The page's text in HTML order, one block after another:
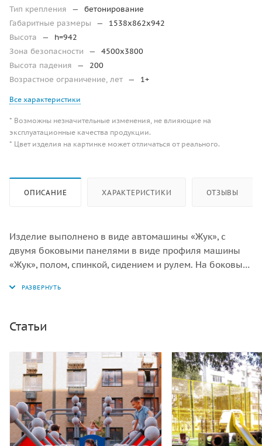
Тип крепления —
бетонирование
Габаритные размеры
—
1538x862x942
Высота
—
h=942
Зона безопасности
—
4500х3800
Высота падения
—
200
Возрастное ограничение, лет — 1+
Все характеристики
* Возможны незначительные изменения, не влияющие на
эксплуатационные качества продукции.
* Цвет изделия на картинке может отличаться от реального.
ОПИСАНИЕ ХАРАКТЕРИСТИКИ ОТЗЫВЫ
Изделие выполнено в виде автомашины «Жук», с
двумя боковыми панелями в виде профиля машины
«Жук», полом, спинкой, сидением и рулем. На боковых
два декоративных элемента в виде колес. В задней
расположен руль, прикрепленный нижним торцом к
«фары» желтого цвета.
Статьи